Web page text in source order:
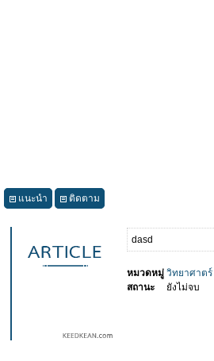
แนะนำ ติดตาม
dasd
หมวดหมู่ วิทยาศาตร์
สถานะ
ยังไม่จบ